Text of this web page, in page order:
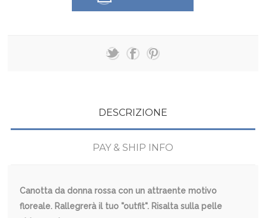
DESCRIZIONE
PAY & SHIP INFO
Canotta da donna rossa con un attraente motivo
floreale. Rallegrerà il tuo "outfit". Risalta sulla pelle